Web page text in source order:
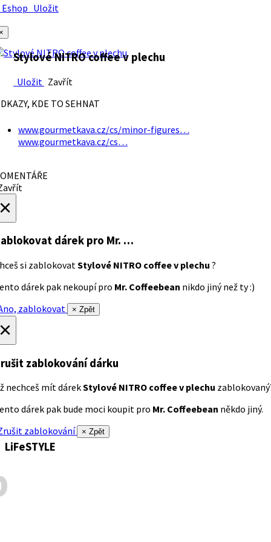
Uložit
Stylové NITRO coffee v plechu
Uložit Zavřít
KDE TO SEHNAT
www.gourmetkava.cz/cs/minor-figures…
www.gourmetkava.cz/cs…
dárek pro Mr. …
si zablokovat Stylové NITRO coffee v plechu ?
dárek pak nekoupí pro Mr. Coffeebean nikdo jiný než ty :)
zablokovat
× Zpět
zablokování dárku
nechceš mít dárekStylové NITRO coffee v plechu
dárek pak bude moci koupit pro Mr. Coffeebean někdo jiný.
zablokování
× Zpět
LiFeSTYLE